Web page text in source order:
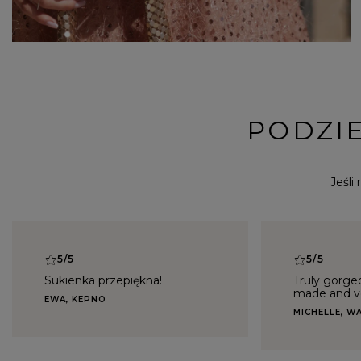
Jeśli
5/5
Sukienka przepiękna!
EWA, KEPNO
5/5
Truly
made and
MICHELLE,